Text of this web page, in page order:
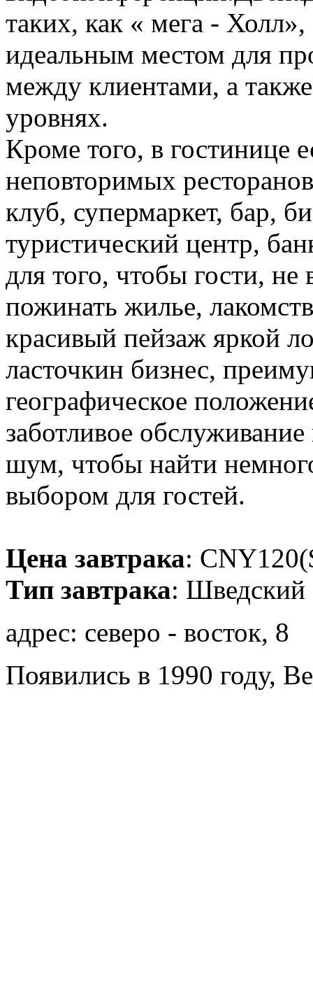
таких, как « мега -
идеальным местом для
между клиентами, а
уровнях.
Кроме того, в гостинице
неповторимых
клуб, супермаркет, бар,
туристический центр,
для того, чтобы гости,
пожинать жилье,
красивый пейзаж яркой
ласточкин бизнес,
географическое
заботливое
шум, чтобы найти
выбором для гостей.
Цена завтрака:
Тип завтрака: Шведский
адрес: северо - восток, 8
Появились в 1990 году,